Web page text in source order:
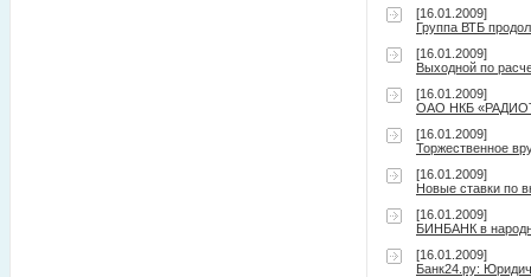
[16.01.2009]
Группа ВТБ
[16.01.2009]
Выходной по
[16.01.2009]
ОАО НКБ
[16.01.2009]
Торжественное
[16.01.2009]
Новые ставки по
[16.01.2009]
БИНБАНК в
[16.01.2009]
Банк24.ру: